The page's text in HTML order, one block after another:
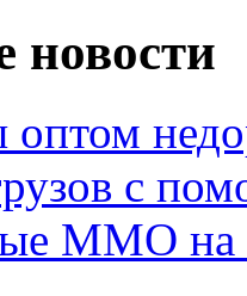
новости
оптом
с
MMO